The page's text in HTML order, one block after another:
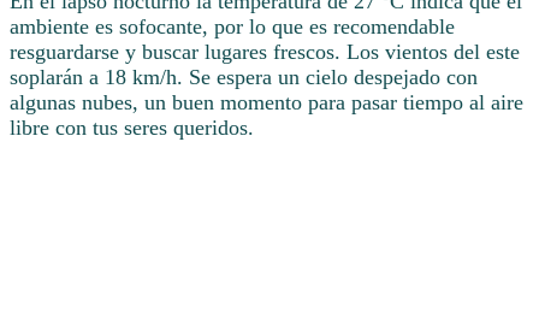
ambiente es sofocante, por lo que es recomendable
resguardarse y buscar lugares frescos. Los vientos del este
soplarán a 18 km/h. Se espera un cielo despejado con
algunas nubes, un buen momento para pasar tiempo al aire
libre con tus seres queridos.